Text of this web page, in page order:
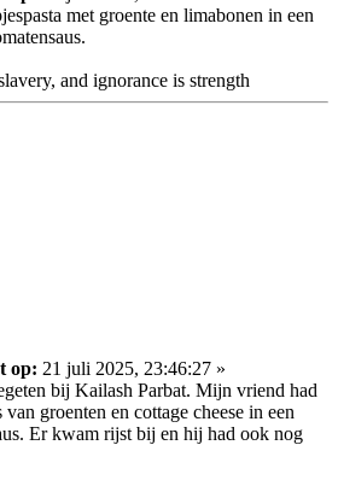
met groente en limabonen in een
and ignorance is strength
op: 21 juli 2025, 23:46:27 »
bij Kailash Parbat. Mijn vriend had
groenten en cottage cheese in een
Er kwam rijst bij en hij had ook nog